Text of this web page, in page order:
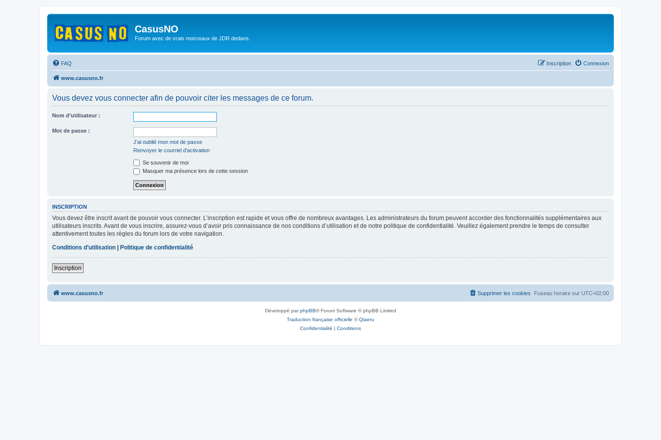
CasusNO
Forum avec de vrais morceaux de JDR dedans.
FAQ Connexion
Inscription
www.casusno.fr
Vous devez vous connecter afin de pouvoir citer les messages de ce forum.
Nom d’utilisateur :
Mot de passe :
J’ai oublié mon mot de passe
Renvoyer le courriel d’activation
Se souvenir de moi
Masquer ma présence lors de cette session
INSCRIPTION
Vous devez être inscrit avant de pouvoir vous connecter. L’inscription est rapide et vous offre de nombreux avantages. Les administrateurs du forum peuvent accorder des fonctionnalités supplémentaires aux
utilisateurs inscrits. Avant de vous inscrire, assurez-vous d’avoir pris connaissance de nos conditions d’utilisation et de notre politique de confidentialité. Veuillez également prendre le temps de consulter
attentivement toutes les règles du forum lors de votre navigation.
Conditions d’utilisation
Politique de confidentialité
Inscription
www.casusno.fr Fuseau horaire sur UTC+02:00
Supprimer les cookies
Développé parphpBB® Forum Software © phpBB Limited
Traduction française officielle ©Qiaeru
Confidentialité | Conditions